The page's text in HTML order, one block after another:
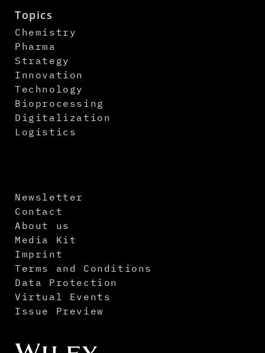
Topics
Chemistry
Pharma
Strategy
Innovation
Technology
Bioprocessing
Digitalization
Logistics
Newsletter
Contact
About us
Media Kit
Imprint
Terms and Conditions
Data Protection
Virtual Events
Issue Preview